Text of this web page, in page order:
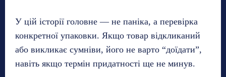
У цій історії головне — не паніка, а перевірка
конкретної упаковки. Якщо товар відкликаний
або викликає сумніви, його не варто “доїдати”,
навіть якщо термін придатності ще не минув.